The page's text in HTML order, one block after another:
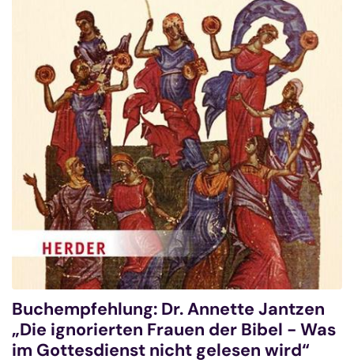
Buchempfehlung: Dr. Annette Jantzen
„Die ignorierten Frauen der Bibel - Was
im Gottesdienst nicht gelesen wird“